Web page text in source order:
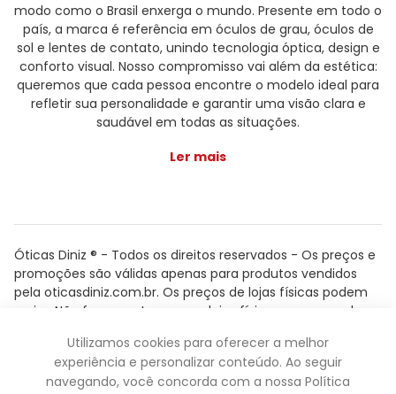
modo como o Brasil enxerga o mundo. Presente em todo o
país, a marca é referência em óculos de grau, óculos de
sol e lentes de contato, unindo tecnologia óptica, design e
conforto visual. Nosso compromisso vai além da estética:
queremos que cada pessoa encontre o modelo ideal para
refletir sua personalidade e garantir uma visão clara e
saudável em todas as situações.
Ler mais
Óticas Diniz ® - Todos os direitos reservados - Os preços e
promoções são válidas apenas para produtos vendidos
pela oticasdiniz.com.br. Os preços de lojas físicas podem
variar. Não fazemos trocas em lojas físicas, apenas pelo
Powered by
Utilizamos cookies para oferecer a melhor
experiência e personalizar conteúdo. Ao seguir
navegando, você concorda com a nossa Política